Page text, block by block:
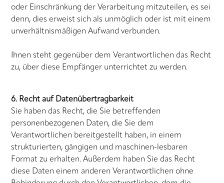
oder Einschränkung der Verarbeitung mitzuteilen, es sei
denn, dies erweist sich als unmöglich oder ist mit einem
unverhältnismäßigen Aufwand verbunden.
Ihnen steht gegenüber dem Verantwortlichen das Recht
zu, über diese Empfänger unterrichtet zu werden.
6. Recht auf Datenübertragbarkeit
Sie haben das Recht, die Sie betreffenden
personenbezogenen Daten, die Sie dem
Verantwortlichen bereitgestellt haben, in einem
strukturierten, gängigen und maschinen-lesbaren
Format zu erhalten. Außerdem haben Sie das Recht
diese Daten einem anderen Verantwortlichen ohne